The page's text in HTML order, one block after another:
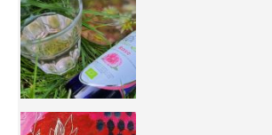
Inhabit your body and understand its